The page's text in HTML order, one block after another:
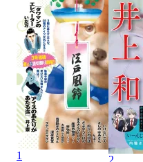
1 2